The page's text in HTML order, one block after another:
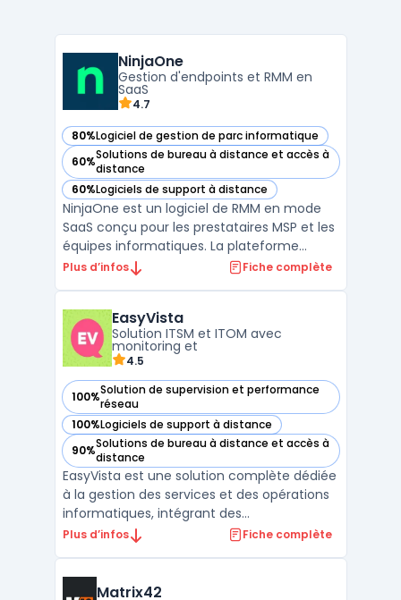
NinjaOne
Gestion d'endpoints et RMM en
SaaS
4.7
80%Logiciel de gestion de parc informatique
— voir NinjaOne dans cette catégorie
60%Solutions de bureau à distance et accès à
distance
— voir NinjaOne dans cette catégorie
60%Logiciels de support à distance
— voir NinjaOne dans cette catégorie
NinjaOne est un logiciel de RMM en mode
SaaS conçu pour les prestataires MSP et les
équipes informatiques. La plateforme
centralise la supervision des postes et
piloter des parcs hétérogènes depuis une
consol ...
Plus d’infos Fiche complète
EasyVista
Solution ITSM et ITOM avec
monitoring et
4.5
100%Solution de supervision et performance
réseau
— voir EasyVista dans cette catégorie
100%Logiciels de support à distance
— voir EasyVista dans cette catégorie
90%Solutions de bureau à distance et accès à
distance
— voir EasyVista dans cette catégorie
EasyVista est une solution complète dédiée
à la gestion des services et des opérations
informatiques, intégrant des
fonctionnalités avancées de ITSM (gestion
spécialisés, EasyVista offre aux entreprises
Plus d’infos Fiche complète
Matrix42